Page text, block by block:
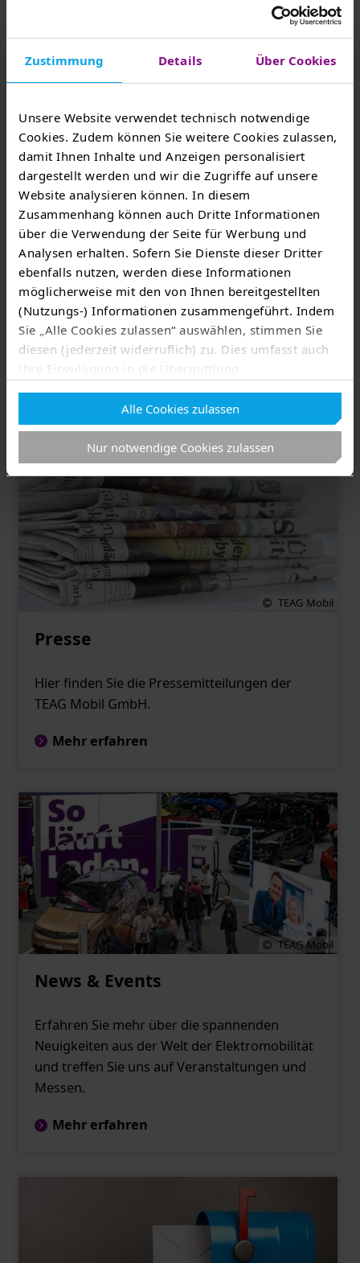
Zustimmung Details Über Cookies
Unsere Website verwendet technisch notwendige
Cookies. Zudem können Sie weitere Cookies zulassen,
damit Ihnen Inhalte und Anzeigen personalisiert
dargestellt werden und wir die Zugriffe auf unsere
Website analysieren können. In diesem
Zusammenhang können auch Dritte Informationen
über die Verwendung der Seite für Werbung und
Analysen erhalten. Sofern Sie Dienste dieser Dritter
ebenfalls nutzen, werden diese Informationen
möglicherweise mit den von Ihnen bereitgestellten
(Nutzungs-) Informationen zusammengeführt. Indem
Sie „Alle Cookies zulassen“ auswählen, stimmen Sie
diesen (jederzeit widerruflich) zu. Dies umfasst auch
Ihre Einwilligung in die Übermittlung
nach Art. 49 Abs. 1 lit. a) DSGVO
. Eine
entsprechend erteilte Einwilligung kann jederzeit
widerrufen werden. Nähere Informationen zu allem
Vorgenannten finden Sie in dieserCookieerklärung. In
unsererDatenschutzerklärung
erfahren Sie zudem,
wie Sie wir personenbezogene Daten verarbeiten und
wie Sie uns kontaktieren können.
Zum Impressum
Status Ihrer Einwilligung
Alle Cookies zulassen
Nur notwendige Cookies zulassen
Mehr erfahren
Guido Werner/TEAG
Karriere
Karriere bei der TEAG Mobil GmbH - wir freuen
uns auf Ihre Bewerbungen.
Mehr erfahren
TEAG Mobil
Presse
Hier finden Sie die Pressemitteilungen der
TEAG Mobil GmbH.
Mehr erfahren
TEAG Mobil
News & Events
Erfahren Sie mehr über die spannenden
Neuigkeiten aus der Welt der Elektromobilität
und treffen Sie uns auf Veranstaltungen und
Messen.
Mehr erfahren